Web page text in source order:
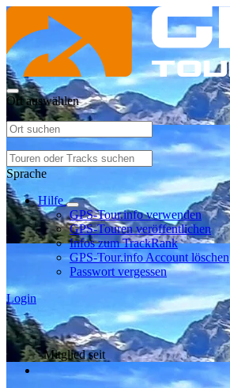
Ort auswählen
Sprache
Hilfe
GPS-Tour.info verwenden
GPS-Touren veröffentlichen
Infos zum TrackRank
GPS-Tour.info Account löschen
Passwort vergessen
Login
Mitglied seit